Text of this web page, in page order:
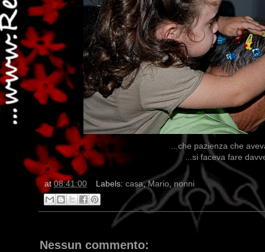
...che pazienza che
...si faceva fare
at08:41:00 Labels: casa,Mario, nonni
Nessun commento: